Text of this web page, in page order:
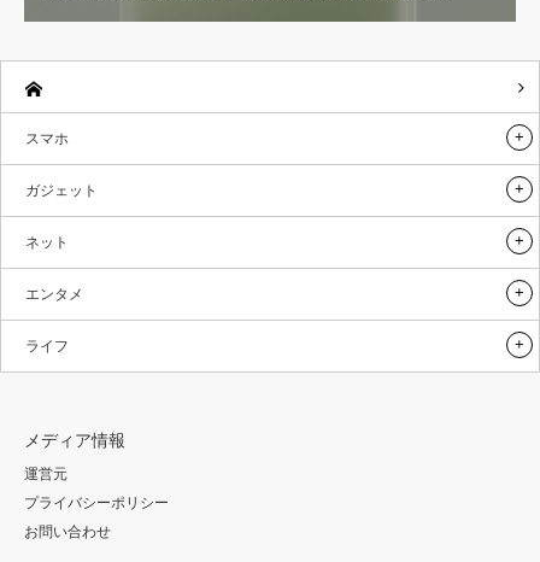
スマホ
ガジェット
ネット
エンタメ
ライフ
メディア情報
運営元
プライバシーポリシー
お問い合わせ